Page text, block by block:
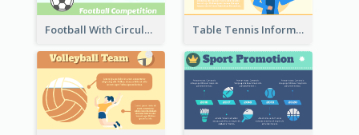
Football With Circular Chart Table Tennis Informative Clipart